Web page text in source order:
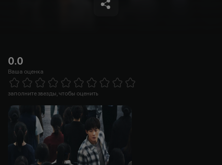
0.0
Ваша оценка
5 Stars
заполните звезды, чтобы оценить